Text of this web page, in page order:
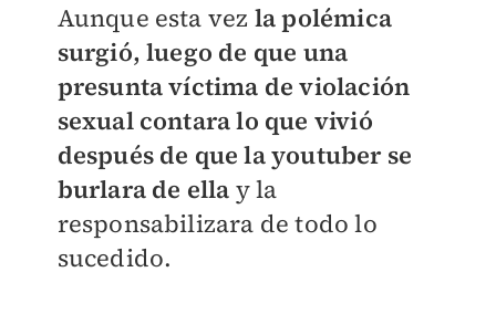
Aunque esta vez la polémica
surgió, luego de que una
presunta víctima de violación
sexual contara lo que vivió
después de que la youtuber se
burlara de ella y la
responsabilizara de todo lo
sucedido.